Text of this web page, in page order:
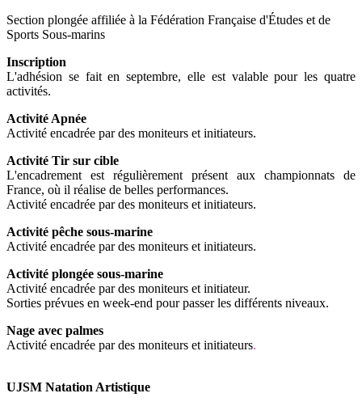
Section plongée affiliée à la Fédération Française d'Études et de
Sports Sous-marins
Inscription
L'adhésion se fait en septembre, elle est valable pour les quatre
activités.
Activité Apnée
Activité encadrée par des moniteurs et initiateurs.
Activité Tir sur cible
L'encadrement est régulièrement présent aux championnats de
France, où il réalise de belles performances.
Activité encadrée par des moniteurs et initiateurs.
Activité pêche sous-marine
Activité encadrée par des moniteurs et initiateurs.
Activité plongée sous-marine
Activité encadrée par des moniteurs et initiateur.
Sorties prévues en week-end pour passer les différents niveaux.
Nage avec palmes
Activité encadrée par des moniteurs et initiateurs.
UJSM Natation Artistique